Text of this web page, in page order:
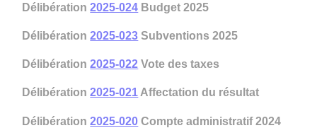
Délibération2025-024 Budget 2025
Délibération2025-023 Subventions 2025
Délibération2025-022 Vote des taxes
Délibération2025-021Affectation du résultat
Délibération2025-020 Compte administratif 2024